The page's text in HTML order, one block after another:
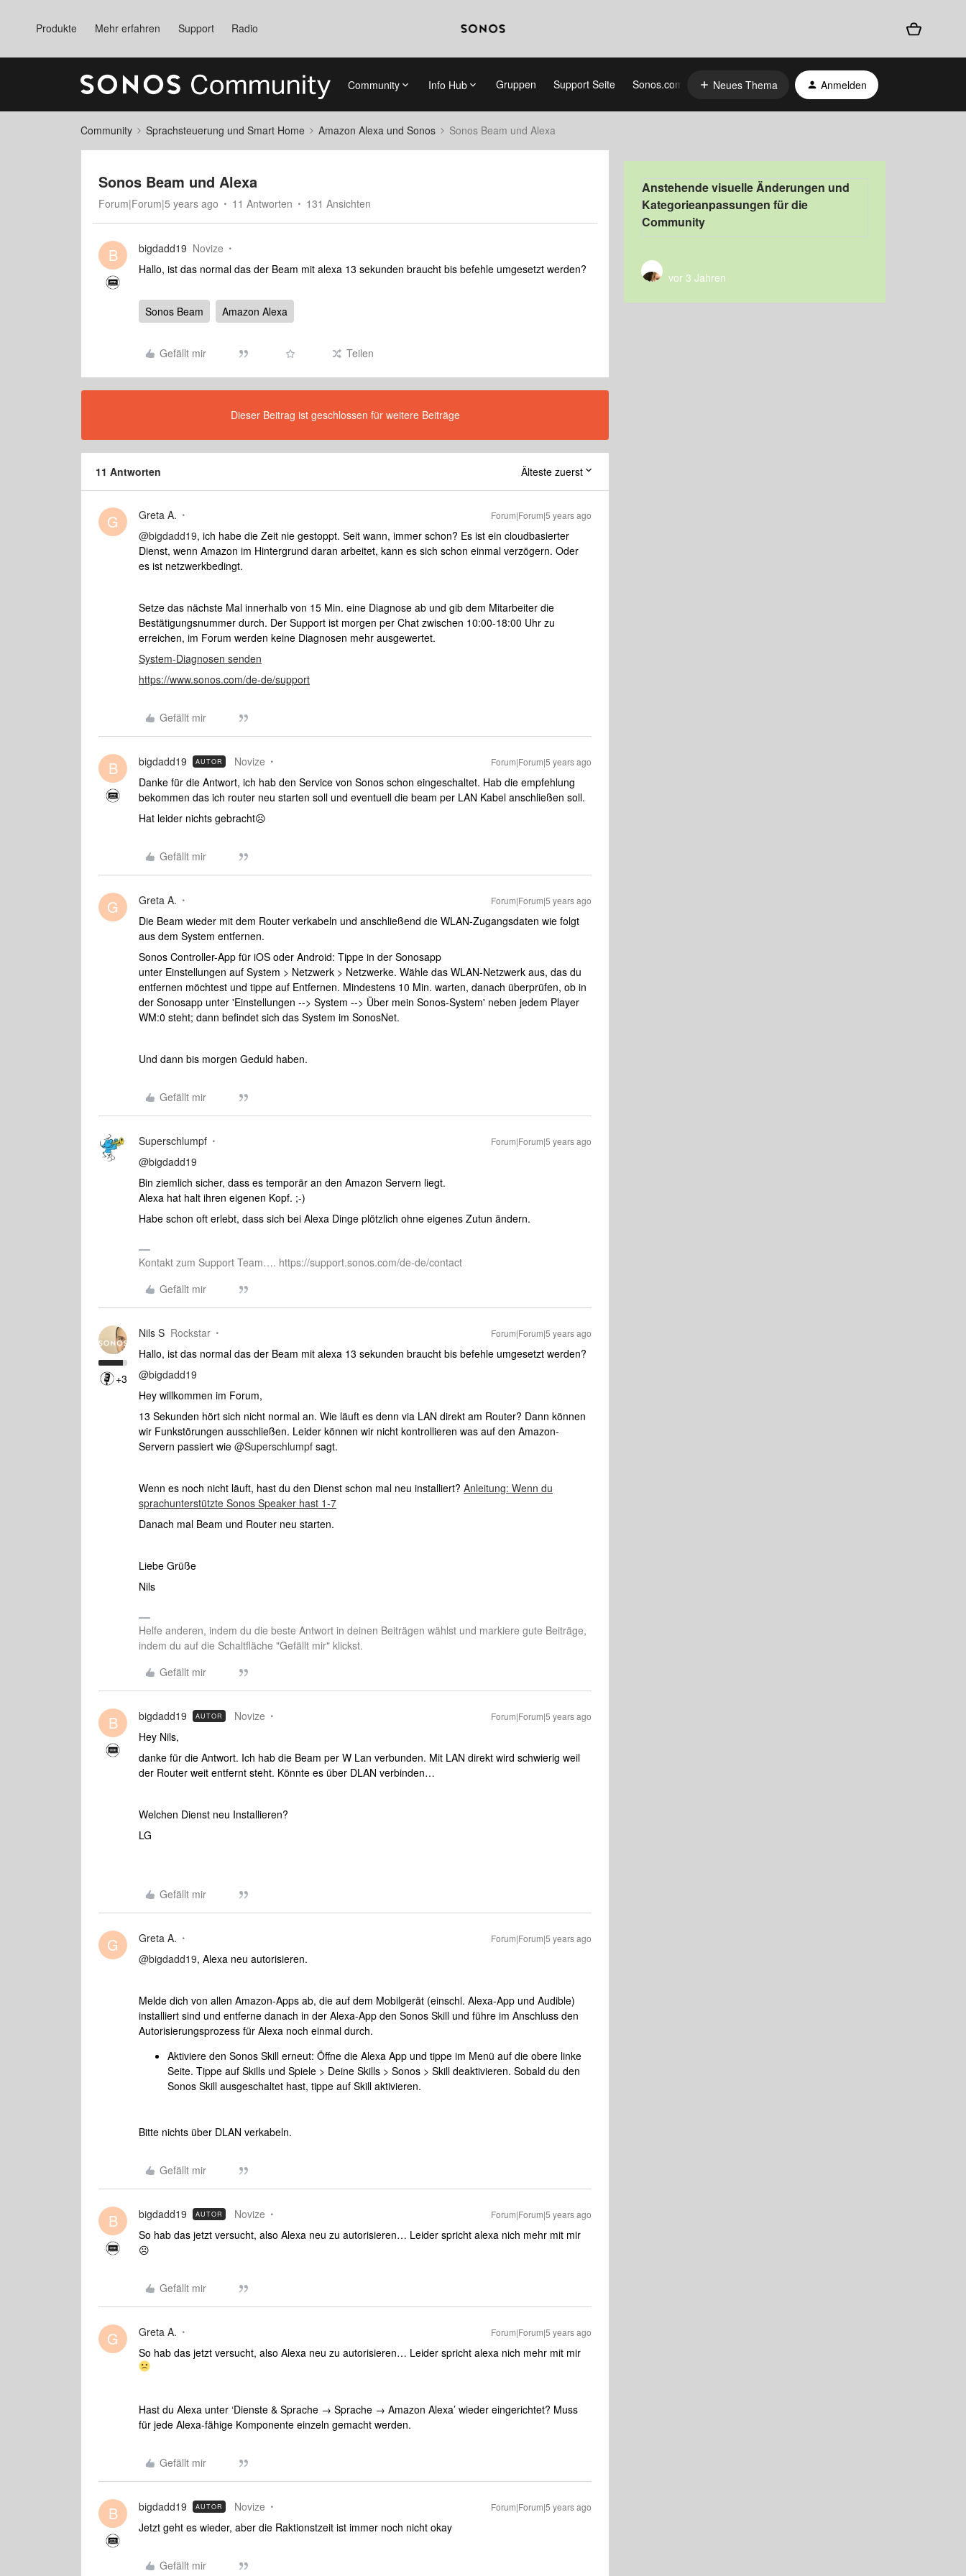
Produkte Mehr erfahren Support Radio
Community Info Hub Gruppen Support Seite Sonos.com Neues Thema Anmelden
Community Sprachsteuerung und Smart Home Amazon Alexa und Sonos Sonos Beam und Alexa
Sonos Beam und Alexa
Forum|Forum|5 years ago 11 Antworten 131 Ansichten
B bigdadd19 Novize
Hallo, ist das normal das der Beam mit alexa 13 sekunden braucht bis befehle umgesetzt werden?
Sonos Beam Amazon Alexa
Gefällt mir Teilen
Dieser Beitrag ist geschlossen für weitere Beiträge
11 Antworten Älteste zuerst
G Greta A. Forum|Forum|5 years ago
@bigdadd19, ich habe die Zeit nie gestoppt. Seit wann, immer schon? Es ist ein cloudbasierter
Dienst, wenn Amazon im Hintergrund daran arbeitet, kann es sich schon einmal verzögern. Oder
es ist netzwerkbedingt.
Setze das nächste Mal innerhalb von 15 Min. eine Diagnose ab und gib dem Mitarbeiter die
Bestätigungsnummer durch. Der Support ist morgen per Chat zwischen 10:00-18:00 Uhr zu
erreichen, im Forum werden keine Diagnosen mehr ausgewertet.
System-Diagnosen senden
https://www.sonos.com/de-de/support
Gefällt mir
B bigdadd19 AUTOR Novize Forum|Forum|5 years ago
Danke für die Antwort, ich hab den Service von Sonos schon eingeschaltet. Hab die empfehlung
bekommen das ich router neu starten soll und eventuell die beam per LAN Kabel anschließen soll.
Hat leider nichts gebracht☹️
Gefällt mir
G Greta A. Forum|Forum|5 years ago
Die Beam wieder mit dem Router verkabeln und anschließend die WLAN-Zugangsdaten wie folgt
aus dem System entfernen.
Sonos Controller-App für iOS oder Android: Tippe in der Sonosapp
unter Einstellungen auf System > Netzwerk > Netzwerke. Wähle das WLAN-Netzwerk aus, das du
entfernen möchtest und tippe auf Entfernen. Mindestens 10 Min. warten, danach überprüfen, ob in
der Sonosapp unter 'Einstellungen --> System --> Über mein Sonos-System' neben jedem Player
WM:0 steht; dann befindet sich das System im SonosNet.
Und dann bis morgen Geduld haben.
Gefällt mir
Superschlumpf Forum|Forum|5 years ago
@bigdadd19
Bin ziemlich sicher, dass es temporär an den Amazon Servern liegt.
Alexa hat halt ihren eigenen Kopf. ;-)
Habe schon oft erlebt, dass sich bei Alexa Dinge plötzlich ohne eigenes Zutun ändern.
Kontakt zum Support Team…. https://support.sonos.com/de-de/contact
Gefällt mir
+3
Nils S Rockstar Forum|Forum|5 years ago
Hallo, ist das normal das der Beam mit alexa 13 sekunden braucht bis befehle umgesetzt werden?
@bigdadd19
Hey willkommen im Forum,
13 Sekunden hört sich nicht normal an. Wie läuft es denn via LAN direkt am Router? Dann können
wir Funkstörungen ausschließen. Leider können wir nicht kontrollieren was auf den Amazon-
Servern passiert wie @Superschlumpf sagt.
Wenn es noch nicht läuft, hast du den Dienst schon mal neu installiert? Anleitung: Wenn du
sprachunterstützte Sonos Speaker hast 1-7
Danach mal Beam und Router neu starten.
Liebe Grüße
Nils
Helfe anderen, indem du die beste Antwort in deinen Beiträgen wählst und markiere gute Beiträge,
indem du auf die Schaltfläche "Gefällt mir" klickst.
Gefällt mir
B bigdadd19 AUTOR Novize Forum|Forum|5 years ago
Hey Nils,
danke für die Antwort. Ich hab die Beam per W Lan verbunden. Mit LAN direkt wird schwierig weil
der Router weit entfernt steht. Könnte es über DLAN verbinden…
Welchen Dienst neu Installieren?
LG
Gefällt mir
G Greta A. Forum|Forum|5 years ago
@bigdadd19, Alexa neu autorisieren.
Melde dich von allen Amazon-Apps ab, die auf dem Mobilgerät (einschl. Alexa-App und Audible)
installiert sind und entferne danach in der Alexa-App den Sonos Skill und führe im Anschluss den
Autorisierungsprozess für Alexa noch einmal durch.
Aktiviere den Sonos Skill erneut: Öffne die Alexa App und tippe im Menü auf die obere linke
Seite. Tippe auf Skills und Spiele > Deine Skills > Sonos > Skill deaktivieren. Sobald du den
Sonos Skill ausgeschaltet hast, tippe auf Skill aktivieren.
Bitte nichts über DLAN verkabeln.
Gefällt mir
B bigdadd19 AUTOR Novize Forum|Forum|5 years ago
So hab das jetzt versucht, also Alexa neu zu autorisieren… Leider spricht alexa nich mehr mit mir
☹️
Gefällt mir
G Greta A. Forum|Forum|5 years ago
So hab das jetzt versucht, also Alexa neu zu autorisieren… Leider spricht alexa nich mehr mit mir
Hast du Alexa unter ‘Dienste & Sprache → Sprache → Amazon Alexa’ wieder eingerichtet? Muss
für jede Alexa-fähige Komponente einzeln gemacht werden.
Gefällt mir
B bigdadd19 AUTOR Novize Forum|Forum|5 years ago
Jetzt geht es wieder, aber die Raktionstzeit ist immer noch nicht okay
Gefällt mir
Anstehende visuelle Änderungen und
Kategorieanpassungen für die
Community
vor 3 Jahren